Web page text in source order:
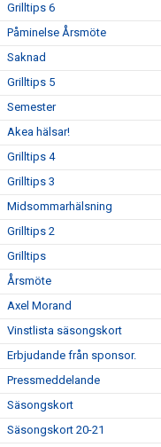
Grilltips 6
Påminelse Årsmöte
Saknad
Grilltips 5
Semester
Akea hälsar!
Grilltips 4
Grilltips 3
Midsommarhälsning
Grilltips 2
Grilltips
Årsmöte
Axel Morand
Vinstlista säsongskort
Erbjudande från sponsor.
Pressmeddelande
Säsongskort
Säsongskort 20-21